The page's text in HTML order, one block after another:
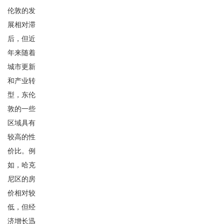
伦敦的发
展相对滞
后，但近
年来随着
城市更新
和产业转
型，东伦
敦的一些
区域具有
较高的性
价比。例
如，哈克
尼区的房
价相对较
低，但经
济增长迅